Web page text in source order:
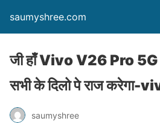
saumyshree.com
जी हाँ Vivo V26 Pro 5G
सभी के दिलो पे राज
saumyshree